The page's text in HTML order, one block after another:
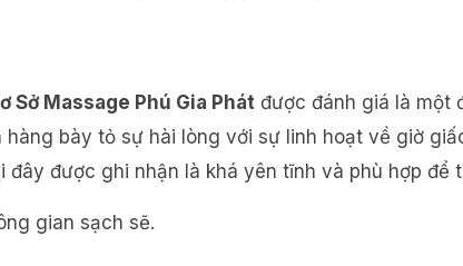
Sở Massage Phú Gia Phátđược đánh giá là một
bày tỏ sự hài lòng với sự linh hoạt về giờ
được ghi nhận là khá yên tĩnh và phù hợp để
gian sạch sẽ.